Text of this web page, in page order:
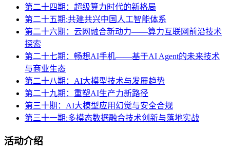
第二十四期：超级算力时代的新格局
第二十五期:共建共兴中国人工智能体系
第二十六期：云网融合新动力——算力互联网前沿技术
探索
第二十七期：畅想AI手机——基于AI Agent的未来技术
与商业生态
第二十八期：AI大模型技术与发展趋势
第二十九期：重塑AI生产力新路径
第三十期：AI大模型应用幻觉与安全合规
第三十一期:多模态数据融合技术创新与落地实战
活动介绍